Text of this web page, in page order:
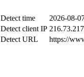
Detect time
2026-08-
Detect client IP
Detect URL
https://